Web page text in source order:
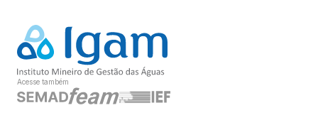
Acesse também